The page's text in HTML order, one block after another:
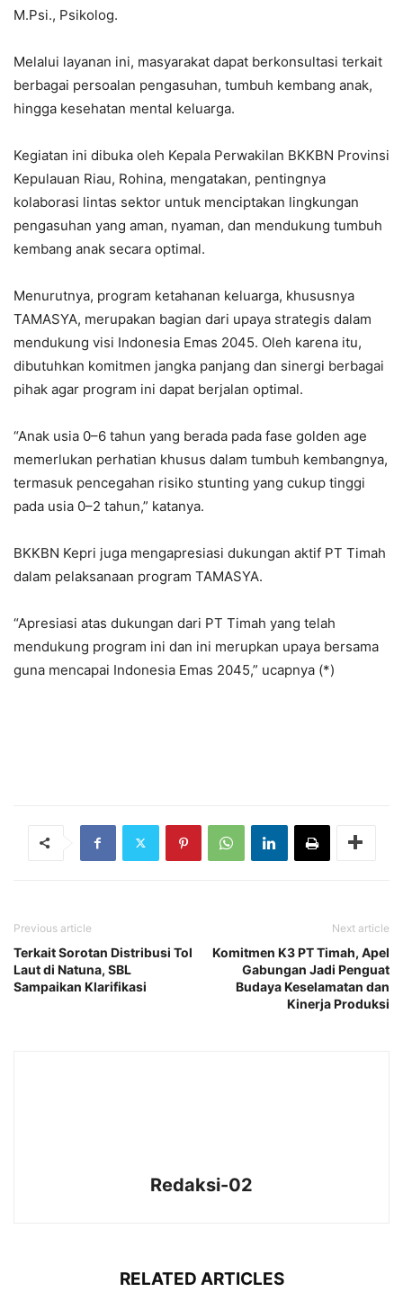
M.Psi., Psikolog.
Melalui layanan ini, masyarakat dapat berkonsultasi terkait
berbagai persoalan pengasuhan, tumbuh kembang anak,
hingga kesehatan mental keluarga.
Kegiatan ini dibuka oleh Kepala Perwakilan BKKBN Provinsi
Kepulauan Riau, Rohina, mengatakan, pentingnya
kolaborasi lintas sektor untuk menciptakan lingkungan
pengasuhan yang aman, nyaman, dan mendukung tumbuh
kembang anak secara optimal.
Menurutnya, program ketahanan keluarga, khususnya
TAMASYA, merupakan bagian dari upaya strategis dalam
mendukung visi Indonesia Emas 2045. Oleh karena itu,
dibutuhkan komitmen jangka panjang dan sinergi berbagai
pihak agar program ini dapat berjalan optimal.
“Anak usia 0–6 tahun yang berada pada fase golden age
memerlukan perhatian khusus dalam tumbuh kembangnya,
termasuk pencegahan risiko stunting yang cukup tinggi
pada usia 0–2 tahun,” katanya.
BKKBN Kepri juga mengapresiasi dukungan aktif PT Timah
dalam pelaksanaan program TAMASYA.
“Apresiasi atas dukungan dari PT Timah yang telah
mendukung program ini dan ini merupkan upaya bersama
guna mencapai Indonesia Emas 2045,” ucapnya (*)
Previous article
Terkait Sorotan Distribusi Tol
Laut di Natuna, SBL
Sampaikan Klarifikasi
Next article
Komitmen K3 PT Timah, Apel
Gabungan Jadi Penguat
Budaya Keselamatan dan
Kinerja Produksi
Redaksi-02
RELATED ARTICLES